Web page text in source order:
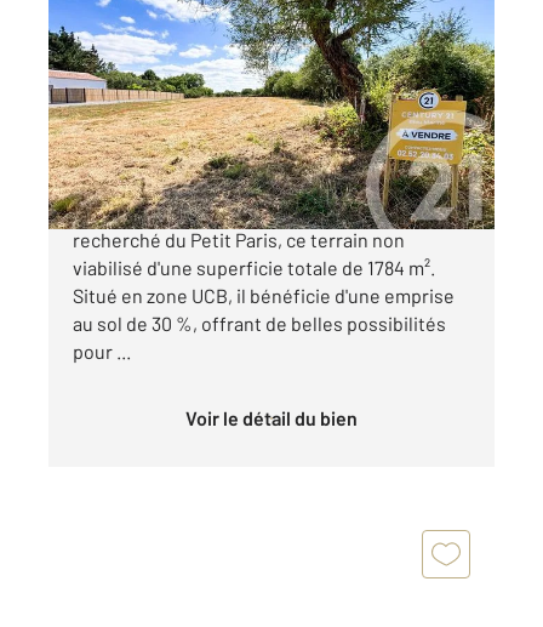
CHATEAU D OLONNE 85
1784 m2
Ref : 1576
Terrain à vendre
370 200 €
Century 21 vous propose dans le quartier
recherché du Petit Paris, ce terrain non
viabilisé d'une superficie totale de 1784 m².
Situé en zone UCB, il bénéficie d'une emprise
au sol de 30 %, offrant de belles possibilités
pour ...
Voir le détail du bien